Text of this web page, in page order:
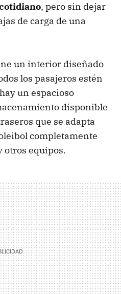
, pero sin dejar
de carga de una
un interior diseñado
los pasajeros estén
un espacioso
disponible
que se adapta
completamente
otros equipos.